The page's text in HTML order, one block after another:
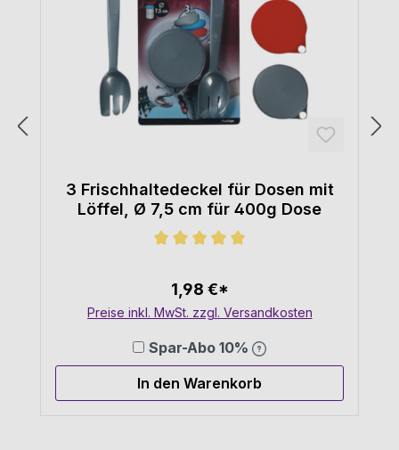
3 Frischhaltedeckel für Dosen mit
Löffel, Ø 7,5 cm für 400g Dose
1,98 €*
Preise inkl. MwSt. zzgl. Versandkosten
Spar-Abo 10%
In den Warenkorb